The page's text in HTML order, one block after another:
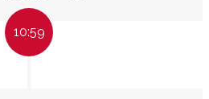
10:59